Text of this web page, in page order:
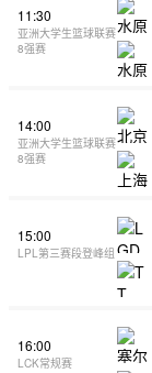
11:30
亚洲大学生篮球联赛
8强赛
14:00
亚洲大学生篮球联赛
8强赛
15:00
LPL第三赛段登峰组
16:00
LCK常规赛